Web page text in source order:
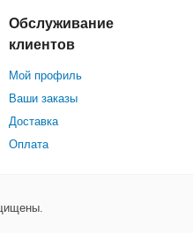
Обслуживание
клиентов
Мой профиль
Ваши заказы
Доставка
Оплата